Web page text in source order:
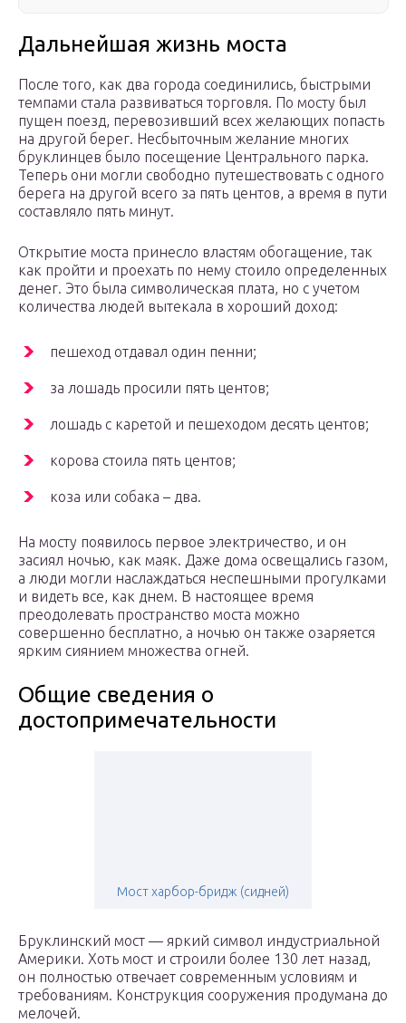
Дальнейшая жизнь моста
После того, как два города соединились, быстрыми
темпами стала развиваться торговля. По мосту был
пущен поезд, перевозивший всех желающих попасть
на другой берег. Несбыточным желание многих
бруклинцев было посещение Центрального парка.
Теперь они могли свободно путешествовать с одного
берега на другой всего за пять центов, а время в пути
составляло пять минут.
Открытие моста принесло властям обогащение, так
как пройти и проехать по нему стоило определенных
денег. Это была символическая плата, но с учетом
количества людей вытекала в хороший доход:
пешеход отдавал один пенни;
за лошадь просили пять центов;
лошадь с каретой и пешеходом десять центов;
корова стоила пять центов;
коза или собака – два.
На мосту появилось первое электричество, и он
засиял ночью, как маяк. Даже дома освещались газом,
а люди могли наслаждаться неспешными прогулками
и видеть все, как днем. В настоящее время
преодолевать пространство моста можно
совершенно бесплатно, а ночью он также озаряется
ярким сиянием множества огней.
Общие сведения о
достопримечательности
Мост харбор-бридж (сидней)
Бруклинский мост — яркий символ индустриальной
Америки. Хоть мост и строили более 130 лет назад,
он полностью отвечает современным условиям и
требованиям. Конструкция сооружения продумана до
мелочей.